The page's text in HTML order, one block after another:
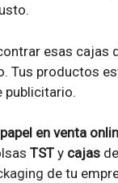
esas cajas
Tus productos
publicitario.
en venta
TSTy cajas
de tu